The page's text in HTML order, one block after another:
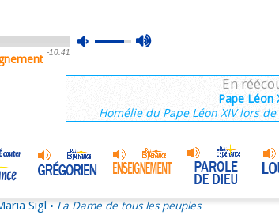
mute
max
-10:41
En
Pape Léon
Homélie du Pape Léon XIV lors
Frère • Homélie de la messe d'ouverture du
Kars
Le Christ Unificateur de ma vie
Comment vivre la miséricorde de Dieu
Philippe Le sacerdoce
Lo Gioco Encyclique Humane Vitae de Paul VI
Sigl • La Dame de tous les peuples